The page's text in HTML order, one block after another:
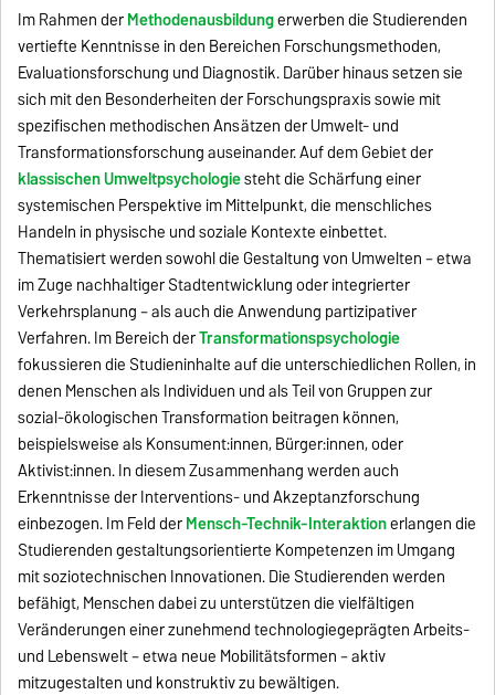
Im Rahmen derMethodenausbildungerwerben die Studierenden
vertiefte Kenntnisse in den Bereichen Forschungsmethoden,
Evaluationsforschung und Diagnostik. Darüber hinaus setzen sie
sich mit den Besonderheiten der Forschungspraxis sowie mit
spezifischen methodischen Ansätzen der Umwelt- und
Transformationsforschung auseinander. Auf dem Gebiet der
klassischen Umweltpsychologiesteht die Schärfung einer
systemischen Perspektive im Mittelpunkt, die menschliches
Handeln in physische und soziale Kontexte einbettet.
Thematisiert werden sowohl die Gestaltung von Umwelten – etwa
im Zuge nachhaltiger Stadtentwicklung oder integrierter
Verkehrsplanung – als auch die Anwendung partizipativer
Verfahren. Im Bereich derTransformationspsychologie
fokussieren die Studieninhalte auf die unterschiedlichen Rollen, in
denen Menschen als Individuen und als Teil von Gruppen zur
sozial-ökologischen Transformation beitragen können,
beispielsweise als Konsument:innen, Bürger:innen, oder
Aktivist:innen. In diesem Zusammenhang werden auch
Erkenntnisse der Interventions- und Akzeptanzforschung
einbezogen. Im Feld derMensch-Technik-Interaktionerlangen die
Studierenden gestaltungsorientierte Kompetenzen im Umgang
mit soziotechnischen Innovationen. Die Studierenden werden
befähigt, Menschen dabei zu unterstützen die vielfältigen
Veränderungen einer zunehmend technologiegeprägten Arbeits-
und Lebenswelt – etwa neue Mobilitätsformen – aktiv
mitzugestalten und konstruktiv zu bewältigen.